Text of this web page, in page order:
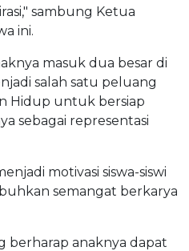
sambung Ketua
ini.
masuk dua besar di
salah satu peluang
Hidup untuk bersiap
sebagai representasi
motivasi siswa-siswi
semangat berkarya
berharap anaknya dapat